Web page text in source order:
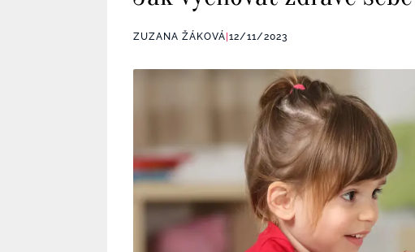
ZUZANA ŽÁKOVÁ 12/11/2023